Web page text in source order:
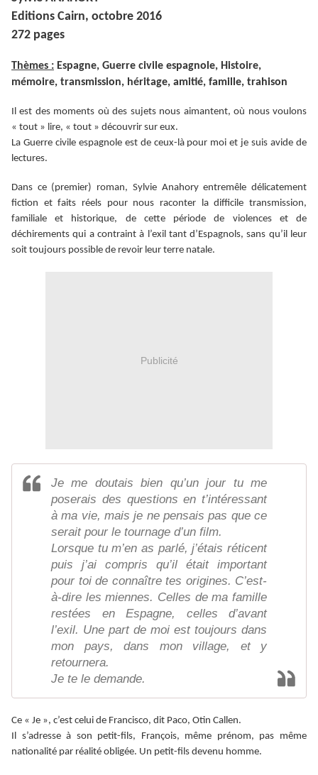
Editions Cairn, octobre 2016
272 pages
Thèmes : Espagne, Guerre civile espagnole, Histoire,
mémoire, transmission, héritage, amitié, famille, trahison
Il est des moments où des sujets nous aimantent, où nous voulons
« tout » lire, « tout » découvrir sur eux.
La Guerre civile espagnole est de ceux-là pour moi et je suis avide de
lectures.
Dans ce (premier) roman, Sylvie Anahory entremêle délicatement
fiction et faits réels pour nous raconter la difficile transmission,
familiale et historique, de cette période de violences et de
déchirements qui a contraint à l’exil tant d’Espagnols, sans qu’il leur
soit toujours possible de revoir leur terre natale.
Publicité
Je me doutais bien qu’un jour tu me
poserais des questions en t’intéressant
à ma vie, mais je ne pensais pas que ce
serait pour le tournage d’un film.
Lorsque tu m’en as parlé, j’étais réticent
puis j’ai compris qu’il était important
pour toi de connaître tes origines. C’est-
à-dire les miennes. Celles de ma famille
restées en Espagne, celles d’avant
l’exil. Une part de moi est toujours dans
mon pays, dans mon village, et y
retournera.
Je te le demande.
Ce « Je », c’est celui de Francisco, dit Paco, Otin Callen.
Il s’adresse à son petit-fils, François, même prénom, pas même
nationalité par réalité obligée. Un petit-fils devenu homme.